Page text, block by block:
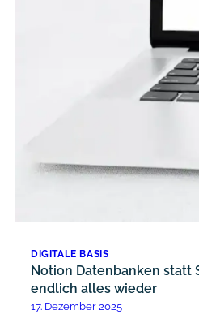
DIGITALE BASIS
Notion Datenbanken statt
endlich alles wieder
17. Dezember 2025